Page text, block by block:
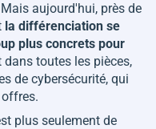
aujourd'hui, près de
la différenciation se
plus concrets pour
toutes les pièces,
de cybersécurité, qui
plus seulement de